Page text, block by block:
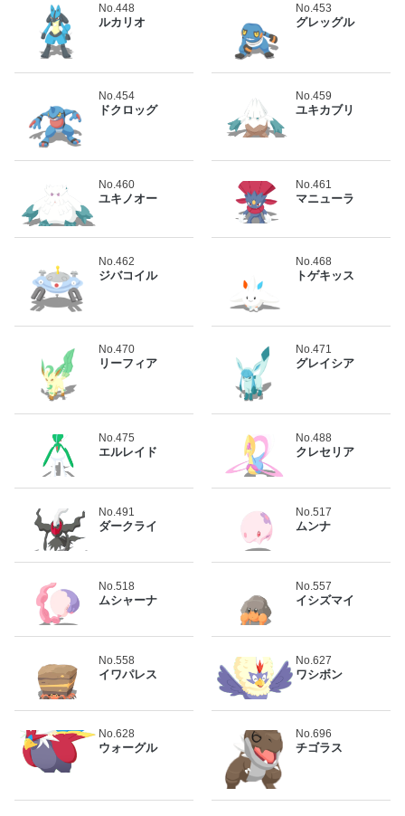
No.448
ルカリオ
No.453
グレッグル
No.454
ドクロッグ
No.459
ユキカブリ
No.460
ユキノオー
No.461
マニューラ
No.462
ジバコイル
No.468
トゲキッス
No.470
リーフィア
No.471
グレイシア
No.475
エルレイド
No.488
クレセリア
No.491
ダークライ
No.517
ムンナ
No.518
ムシャーナ
No.557
イシズマイ
No.558
イワパレス
No.627
ワシボン
No.628
ウォーグル
No.696
チゴラス